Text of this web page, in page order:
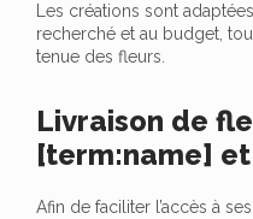
Les créations sont
recherché et au budget,
tenue des fleurs.
Livraison de
[term:name]
Afin de faciliter l’accès à